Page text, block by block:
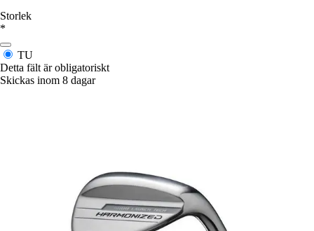
Storlek
*
TU
Detta fält är obligatoriskt
Skickas inom 8 dagar